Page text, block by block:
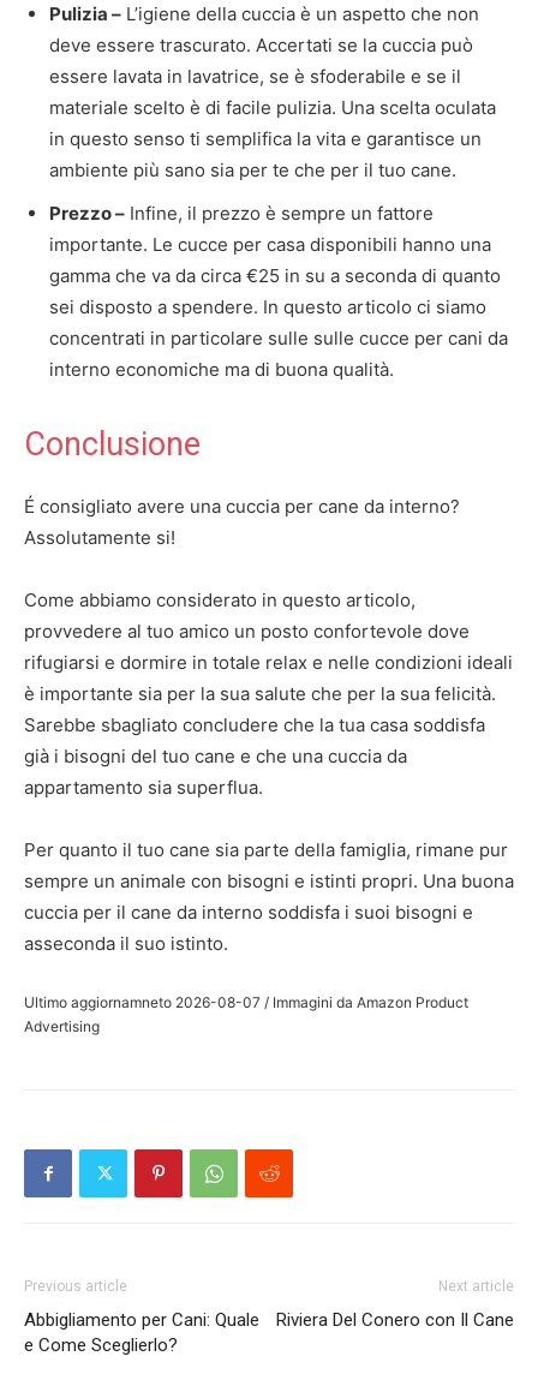
Pulizia – L’igiene della cuccia è un aspetto che non
deve essere trascurato. Accertati se la cuccia può
essere lavata in lavatrice, se è sfoderabile e se il
materiale scelto è di facile pulizia. Una scelta oculata
in questo senso ti semplifica la vita e garantisce un
ambiente più sano sia per te che per il tuo cane.
Prezzo – Infine, il prezzo è sempre un fattore
importante. Le cucce per casa disponibili hanno una
gamma che va da circa €25 in su a seconda di quanto
sei disposto a spendere. In questo articolo ci siamo
concentrati in particolare sulle sulle cucce per cani da
interno economiche ma di buona qualità.
Conclusione
É consigliato avere una cuccia per cane da interno?
Assolutamente si!
Come abbiamo considerato in questo articolo,
provvedere al tuo amico un posto confortevole dove
rifugiarsi e dormire in totale relax e nelle condizioni ideali
è importante sia per la sua salute che per la sua felicità.
Sarebbe sbagliato concludere che la tua casa soddisfa
già i bisogni del tuo cane e che una cuccia da
appartamento sia superflua.
Per quanto il tuo cane sia parte della famiglia, rimane pur
sempre un animale con bisogni e istinti propri. Una buona
cuccia per il cane da interno soddisfa i suoi bisogni e
asseconda il suo istinto.
Ultimo aggiornamneto 2026-08-07 / Immagini da Amazon Product
Advertising
Previous article
Abbigliamento per Cani: Quale
e Come Sceglierlo?
Next article
Riviera Del Conero con Il Cane